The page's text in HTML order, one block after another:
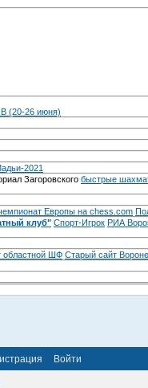
(20-26 июня)
2021
Загоровского быстрые
Европы на chess.com
клуб" Спорт-Игрок РИА
областной ШФ Старый сайт
Войти